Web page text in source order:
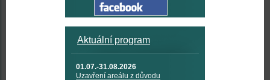
Aktuální program
01.07.-31.08.2026
Uzavření areálu z důvodu